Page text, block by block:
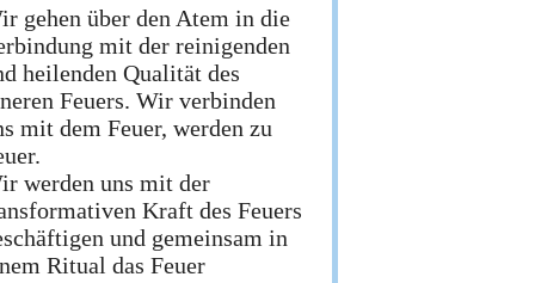
gehen über den Atem in die
mit der reinigenden
heilenden Qualität des
Feuers. Wir verbinden
mit dem Feuer, werden zu
werden uns mit der
Kraft des Feuers
und gemeinsam in
Ritual das Feuer